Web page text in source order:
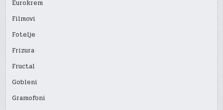
Eurokrem
Filmovi
Fotelje
Frizura
Fructal
Gobleni
Gramofoni